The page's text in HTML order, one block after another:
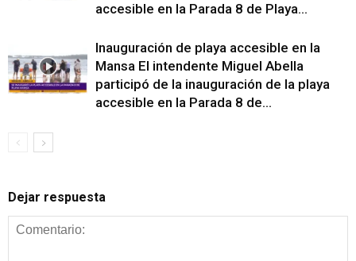
accesible en la Parada 8 de Playa...
Inauguración de playa accesible en la
Mansa El intendente Miguel Abella
participó de la inauguración de la playa
accesible en la Parada 8 de...
Dejar respuesta